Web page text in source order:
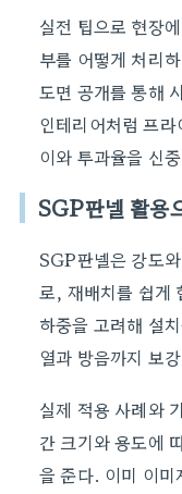
실전 팁으로 현장
부를 어떻게 처리
도면 공개를 통해
인테리어처럼 프
이와 투과율을 신
SGP판넬 활용
SGP판넬은 강도
로, 재배치를 쉽게
하중을 고려해 설
열과 방음까지 보
실제 적용 사례와
간 크기와 용도에
을 준다. 이미 이미